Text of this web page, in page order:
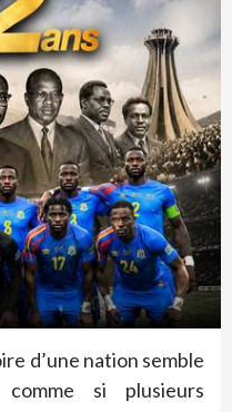
d’une nation semble
comme si plusieurs